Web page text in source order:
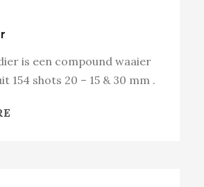
is een compound waaier
154 shots 20 – 15 & 30 mm .